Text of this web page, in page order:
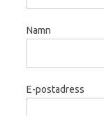
Namn
E-postadress